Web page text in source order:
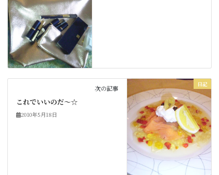
日記
次の記事
これでいいのだ～☆
2010年5月18日